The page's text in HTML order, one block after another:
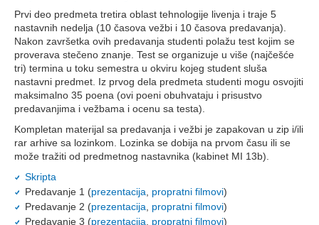
Prvi deo predmeta tretira oblast tehnologije livenja i traje 5
nastavnih nedelja (10 časova vežbi i 10 časova predavanja).
Nakon završetka ovih predavanja studenti polažu test kojim se
proverava stečeno znanje. Test se organizuje u više (najčešće
tri) termina u toku semestra u okviru kojeg student sluša
nastavni predmet. Iz prvog dela predmeta studenti mogu osvojiti
maksimalno 35 poena (ovi poeni obuhvataju i prisustvo
predavanjima i vežbama i ocenu sa testa).
Kompletan materijal sa predavanja i vežbi je zapakovan u zip i/ili
rar arhive sa lozinkom. Lozinka se dobija na prvom času ili se
može tražiti od predmetnog nastavnika (kabinet MI 13b).
Skripta
Predavanje 1 (prezentacija propratni filmovi)
Predavanje 2 (prezentacija propratni filmovi)
Predavanje 3 (prezentacija propratni filmovi)